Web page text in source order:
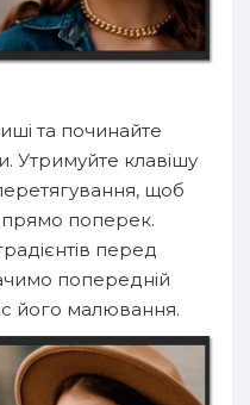
та починайте
Утримуйте клавішу
щоб
прямо поперек.
перед
попередній
його малювання.